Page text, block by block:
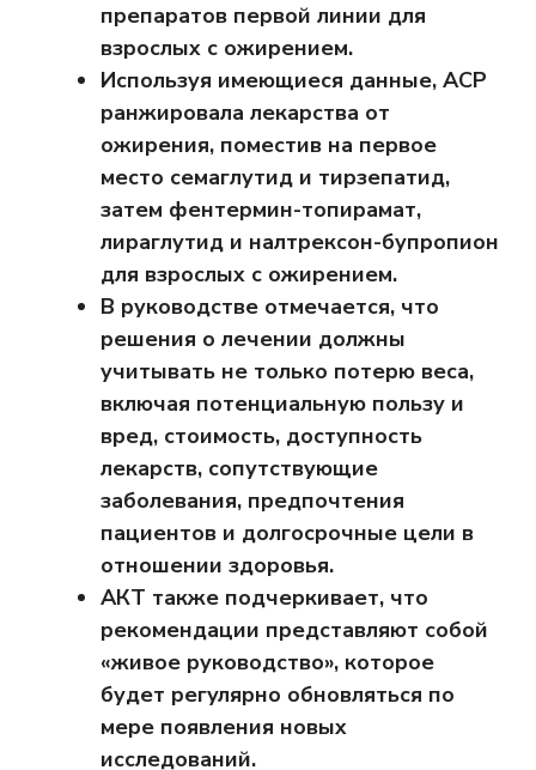
препаратов первой линии для
взрослых с ожирением.
Используя имеющиеся данные, ACP
ранжировала лекарства от
ожирения, поместив на первое
место семаглутид и тирзепатид,
затем фентермин-топирамат,
лираглутид и налтрексон-бупропион
для взрослых с ожирением.
В руководстве отмечается, что
решения о лечении должны
учитывать не только потерю веса,
включая потенциальную пользу и
вред, стоимость, доступность
лекарств, сопутствующие
заболевания, предпочтения
пациентов и долгосрочные цели в
отношении здоровья.
АКТ также подчеркивает, что
рекомендации представляют собой
«живое руководство», которое
будет регулярно обновляться по
мере появления новых
исследований.